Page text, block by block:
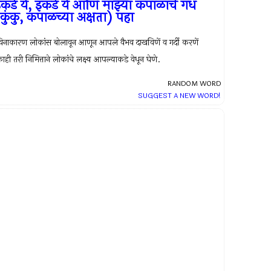
ये, इकडे ये आणि माझ्या कपाळाचे गंध
कपाळच्या अक्षता) पहा
लोकांस बोलावून आणून आपले वैभव दाखविणें व गर्दी करणें
तरी निमित्ताने लोकांचे लक्ष्य आपल्याकडे वेधून घेणे.
RANDOM WORD
SUGGEST A NEW WORD!